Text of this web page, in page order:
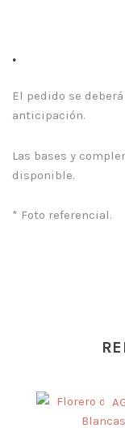
.
El pedido se
anticipación.
Las bases y
disponible.
* Foto referencial.